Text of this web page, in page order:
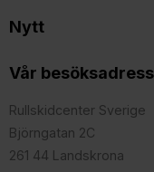
Nytt
Vår besöksadress
Rullskidcenter Sverige
Björngatan 2C
261 44 Landskrona